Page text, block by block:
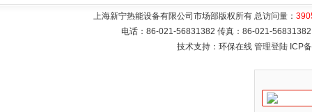
上海新宁热能设备有限公司市场部版权所有 总访问量：
电话：86-021-56831382 传真：86-021-
技术支持：环保在线 管理登陆 ICP